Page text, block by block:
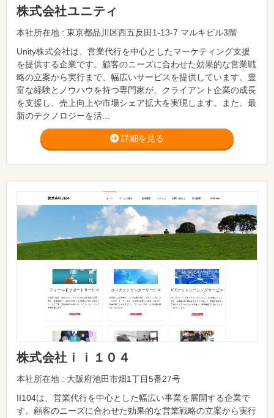
株式会社ユニティ
本社所在地 : 東京都品川区西五反田1-13-7 マルキビル3階
Unity株式会社は、営業代行を中心としたマーケティング支援
を提供する企業です。顧客のニーズに合わせた効果的な営業戦
略の立案から実行まで、幅広いサービスを提供しています。豊
富な経験とノウハウを持つ専門家が、クライアント企業の成長
を支援し、売上向上や市場シェア拡大を実現します。また、最
新のテクノロジーを活...
詳細を見る
株式会社ｉｉ１０４
本社所在地 : 大阪府池田市畑1丁目5番27号
II104は、営業代行を中心とした幅広い事業を展開する企業で
す。顧客のニーズに合わせた効果的な営業戦略の立案から実行